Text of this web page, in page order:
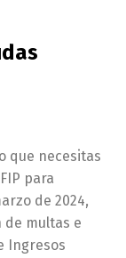
que necesitas
para
de 2024,
de multas e
Ingresos